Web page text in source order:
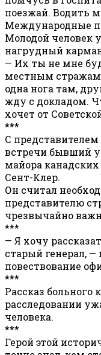
поезжай. Водить
Международные
Молодой человек
нагрудный
— Их ты не мне
местным стражам
одна нога там,
жду с докладом.
хочет от
***
С представителем
встречи бывший
майора
Сент-Клер.
Он считал
представителю
чрезвычайно
***
— Я хочу
старый генерал, —
повествование
***
Рассказ больного
расследовании
человека.
***
Герой этой